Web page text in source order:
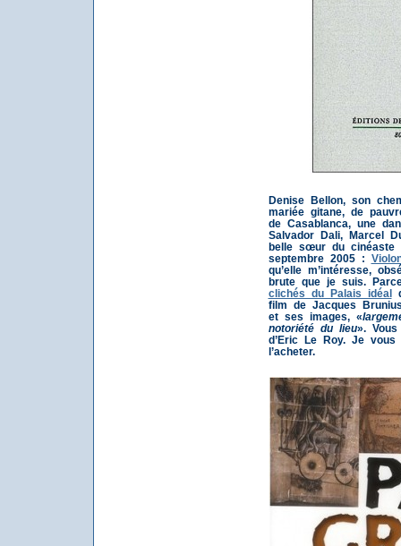
Denise Bellon, son
mariée gitane, de
de Casablanca, une
Salvador Dali, Marcel
belle sœur du cinéaste
septembre 2005 :
qu’elle m’intéresse,
brute que je suis.
clichés du Palais idéal
film de Jacques
et ses images, «
notoriété du lieu». Vous
d’Eric Le Roy. Je
l’acheter.